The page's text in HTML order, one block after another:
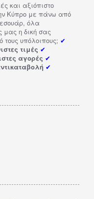
και αξιόπιστο
Κύπρο με πάνω από
όλα
μας η δική σας
τους υπόλοιπους; ✔
τιμές ✔
αγορές ✔
✔